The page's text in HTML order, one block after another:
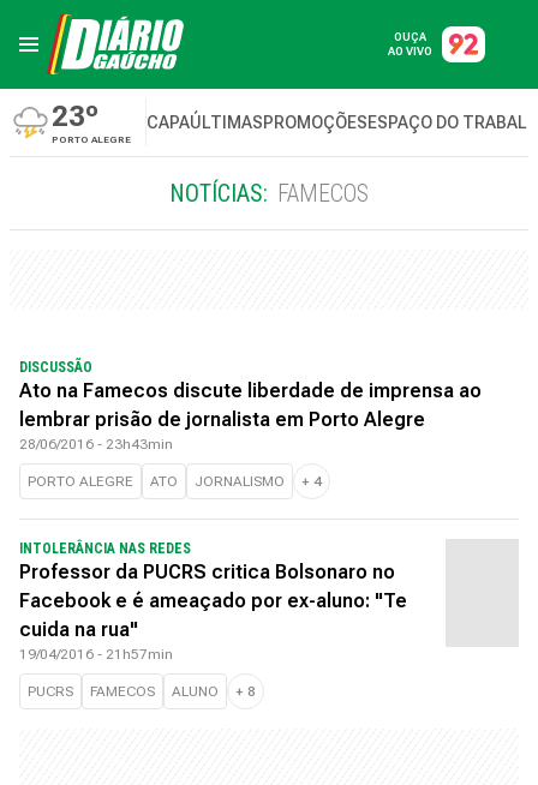
OUÇA
AO VIVO
23º
PORTO ALEGRE
CAPAÚLTIMASPROMOÇÕESESPAÇO DO
NOTÍCIAS: FAMECOS
DISCUSSÃO
Ato na Famecos discute liberdade de imprensa ao
lembrar prisão de jornalista em Porto Alegre
28/06/2016 - 23h43min
PORTO ALEGRE ATO JORNALISMO + 4
INTOLERÂNCIA NAS REDES
Professor da PUCRS critica Bolsonaro no
Facebook e é ameaçado por ex-aluno: "Te
cuida na rua"
19/04/2016 - 21h57min
PUCRS FAMECOS ALUNO + 8